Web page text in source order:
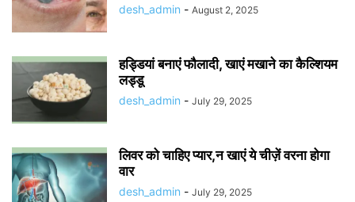
desh_admin - August 2, 2025
हड्डियां बनाएं फौलादी, खाएं मखाने का कैल्शियम
लड्डू
desh_admin - July 29, 2025
लिवर को चाहिए प्यार,न खाएं ये चीज़ें वरना होगा
वार
desh_admin - July 29, 2025